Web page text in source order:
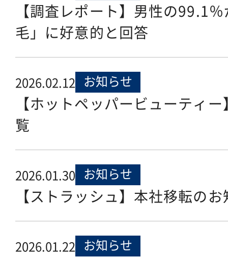
【調査レポート】男性の99.1
毛」に好意的と回答
2026.02.12 お知らせ
【ホットペッパービューティ
覧
2026.01.30 お知らせ
【ストラッシュ】本社移転の
2026.01.22 お知らせ